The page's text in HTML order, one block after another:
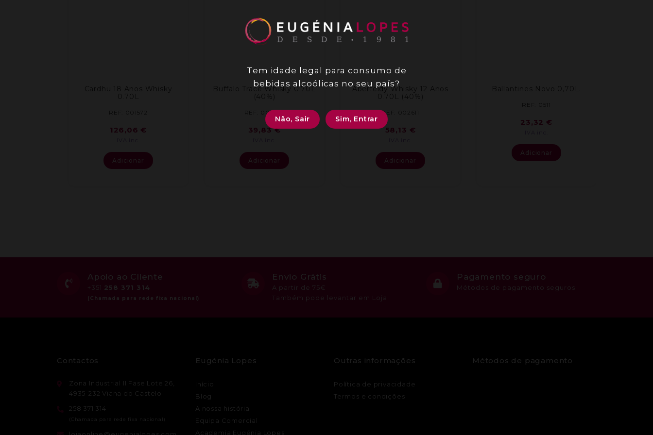
Cardhu 18 Anos Whisky
0.70L
REF: 001572
126,06 €
Adicionar
Buffalo Trace Whisky 0.70L
(40%)
REF: 003593
39,83€
Adicionar
Aberfeldy Whisky 12 Anos
0.70L (40%)
REF: 002611
58,13 €
Adicionar
Ballantines Novo 0,70L.
REF: 0511
23,32 €
Adicionar
Apoio ao Cliente
+351 258 371 314
Envio Grátis
A partir de 75€
Também pode levantar em Loja
Pagamento seguro
Métodos de pagamento seguros
Contactos
Zona Industrial II Fase Lote 26,
4935-232 Viana do Castelo
258 371 314
Eugénia Lopes
Início
Blog
A nossa história
Equipa Comercial
Academia Eugénia Lopes
Outras informações
Política de privacidade
Termos e condições
Métodos de pagamento
Tem idade legal para consumo de
bebidas alcoólicas no seu país?
Não, Sair Sim, Entrar